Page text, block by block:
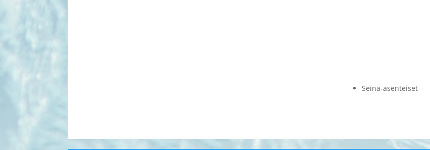
Seinä-asenteiset